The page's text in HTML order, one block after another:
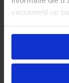
verzameld op